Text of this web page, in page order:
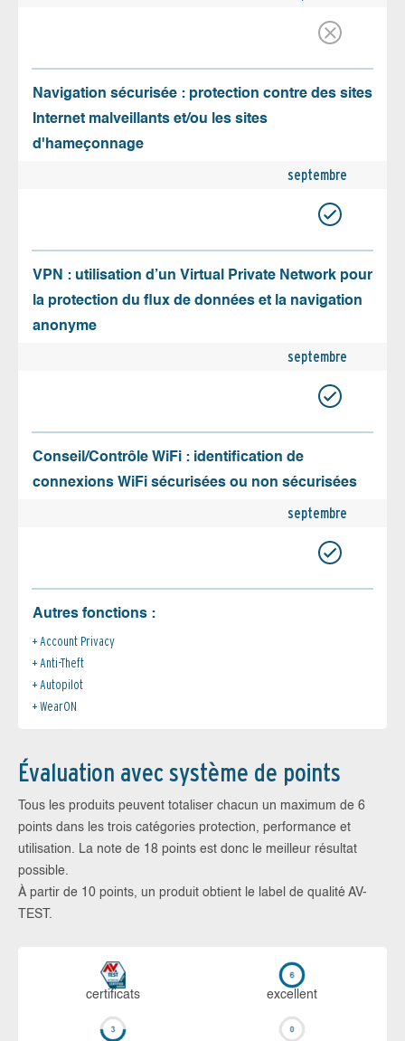
Navigation sécurisée : protection contre des sites
Internet malveillants et/ou les sites
d'hameçonnage
septembre
VPN : utilisation d’un Virtual Private Network pour
la protection du flux de données et la navigation
anonyme
septembre
Conseil/Contrôle WiFi : identification de
connexions WiFi sécurisées ou non sécurisées
septembre
Autres fonctions :
Account Privacy
Anti-Theft
Autopilot
WearON
Évaluation avec système de points
Tous les produits peuvent totaliser chacun un maximum de 6
points dans les trois catégories protection, performance et
utilisation. La note de 18 points est donc le meilleur résultat
possible.
À partir de 10 points, un produit obtient le label de qualité AV-
TEST.
certi­ficats ex­cellent